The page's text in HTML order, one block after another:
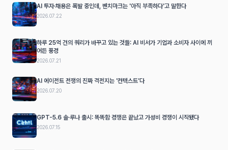
AI 투자·채용은 폭발 중인데, 벤치마크는 '아직 부족하다'고 말한다
2026.07.22
하루 25억 건의 쿼리가 바꾸고 있는 것들: AI 비서가 기업과 소비자 사이에 끼
어든 풍경
2026.07.21
AI 에이전트 전쟁의 진짜 격전지는 '컨텍스트'다
2026.07.20
GPT-5.6 솔·루나 출시: 똑똑함 경쟁은 끝났고 가성비 경쟁이 시작됐다
2026.07.15